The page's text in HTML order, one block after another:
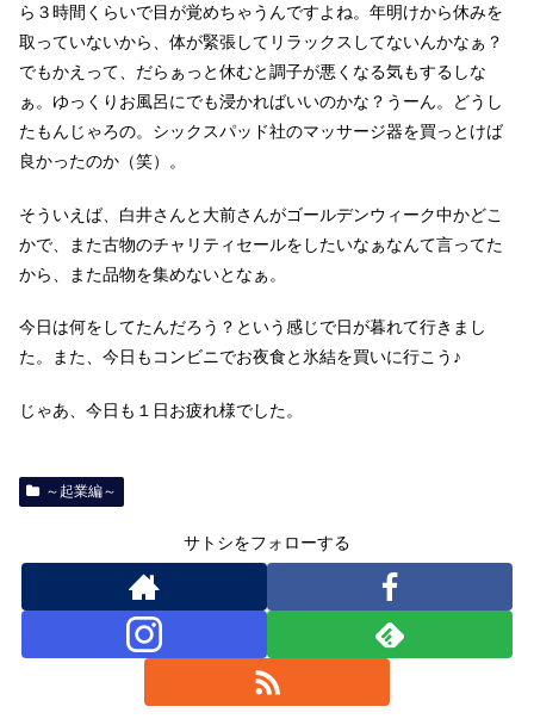
ら３時間くらいで目が覚めちゃうんですよね。年明けから休みを
取っていないから、体が緊張してリラックスしてないんかなぁ？
でもかえって、だらぁっと休むと調子が悪くなる気もするしな
ぁ。ゆっくりお風呂にでも浸かればいいのかな？うーん。どうし
たもんじゃろの。シックスパッド社のマッサージ器を買っとけば
良かったのか（笑）。
そういえば、白井さんと大前さんがゴールデンウィーク中かどこ
かで、また古物のチャリティセールをしたいなぁなんて言ってた
から、また品物を集めないとなぁ。
今日は何をしてたんだろう？という感じで日が暮れて行きまし
た。また、今日もコンビニでお夜食と氷結を買いに行こう♪
じゃあ、今日も１日お疲れ様でした。
～起業編～
サトシをフォローする